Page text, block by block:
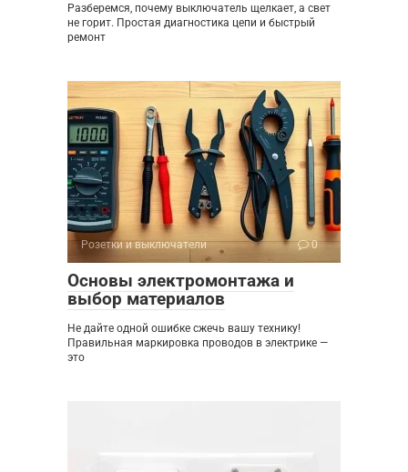
Разберемся, почему выключатель щелкает, а свет
не горит. Простая диагностика цепи и быстрый
ремонт
Розетки и выключатели 0
Основы электромонтажа и
выбор материалов
Не дайте одной ошибке сжечь вашу технику!
Правильная маркировка проводов в электрике —
это